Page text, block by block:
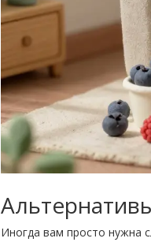
Иногда вам просто нужна